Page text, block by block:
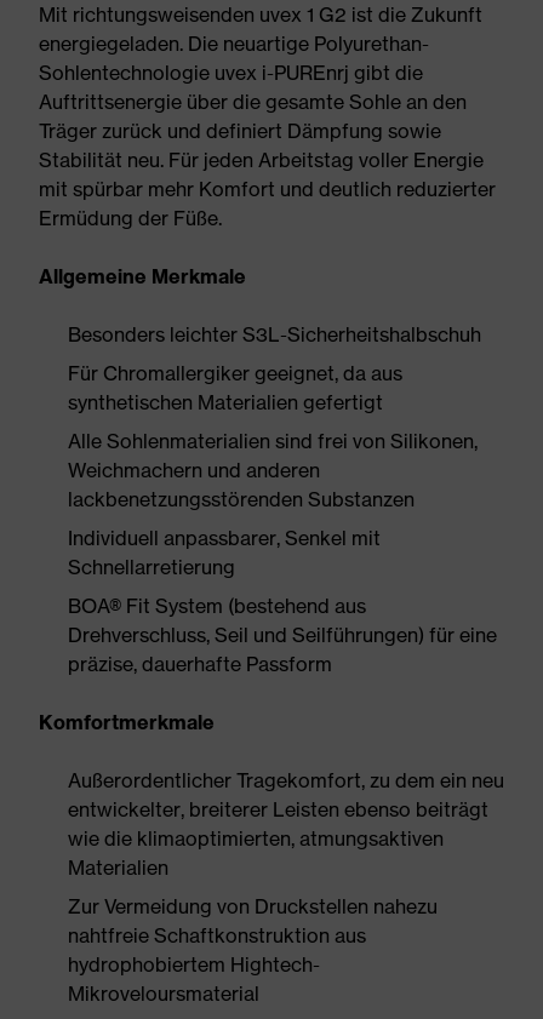
Mit richtungsweisenden uvex 1 G2 ist die Zukunft
energiegeladen. Die neuartige Polyurethan-
Sohlentechnologie uvex i-PUREnrj gibt die
Auftrittsenergie über die gesamte Sohle an den
Träger zurück und definiert Dämpfung sowie
Stabilität neu. Für jeden Arbeitstag voller Energie
mit spürbar mehr Komfort und deutlich reduzierter
Ermüdung der Füße.
Allgemeine Merkmale
Besonders leichter S3L-Sicherheitshalbschuh
Für Chromallergiker geeignet, da aus
synthetischen Materialien gefertigt
Alle Sohlenmaterialien sind frei von Silikonen,
Weichmachern und anderen
lackbenetzungsstörenden Substanzen
Individuell anpassbarer, Senkel mit
Schnellarretierung
BOA® Fit System (bestehend aus
Drehverschluss, Seil und Seilführungen) für eine
präzise, dauerhafte Passform
Komfortmerkmale
Außerordentlicher Tragekomfort, zu dem ein neu
entwickelter, breiterer Leisten ebenso beiträgt
wie die klimaoptimierten, atmungsaktiven
Materialien
Zur Vermeidung von Druckstellen nahezu
nahtfreie Schaftkonstruktion aus
hydrophobiertem Hightech-
Mikroveloursmaterial